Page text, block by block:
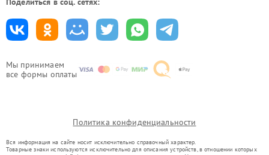
Мы принимаем
все формы оплаты
Политика конфиденциальности
Вся информация на сайте носит исключительно справочный характер.
Товарные знаки используются исключительно для описания устройств, в отношении которых